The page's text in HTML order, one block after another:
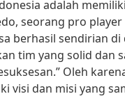
adalah
seorang pro
berhasil sendirian di
tim yang solid dan
Oleh
visi dan misi yang